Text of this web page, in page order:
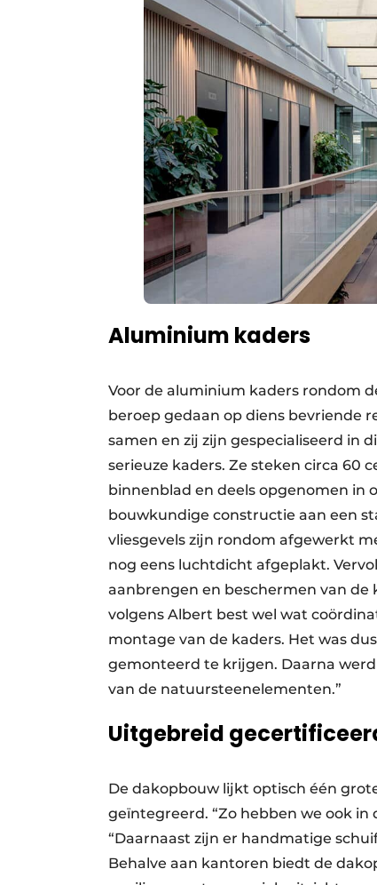
Aluminium kaders
Voor de aluminium kaders rondom
beroep gedaan op diens bevriende
samen en zij zijn gespecialiseerd in
serieuze kaders. Ze steken circa 60
binnenblad en deels opgenomen in
bouwkundige constructie aan een
vliesgevels zijn rondom afgewerkt
nog eens luchtdicht afgeplakt.
aanbrengen en beschermen van
volgens Albert best wel wat
montage van de kaders. Het was
gemonteerd te krijgen. Daarna
van de natuursteenelementen.”
Uitgebreid
De dakopbouw lijkt optisch één
geïntegreerd. “Zo hebben we ook
“Daarnaast zijn er handmatige
Behalve aan kantoren biedt de